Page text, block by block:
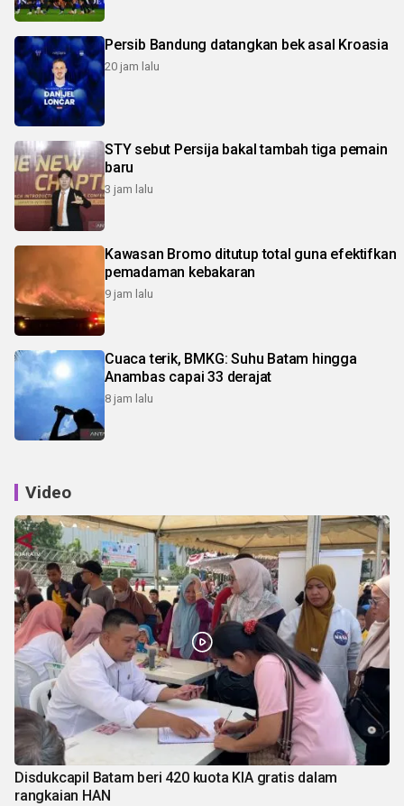
Persib Bandung datangkan bek asal Kroasia
20 jam lalu
STY sebut Persija bakal tambah tiga pemain
baru
3 jam lalu
Kawasan Bromo ditutup total guna efektifkan
pemadaman kebakaran
9 jam lalu
Cuaca terik, BMKG: Suhu Batam hingga
Anambas capai 33 derajat
8 jam lalu
Video
Disdukcapil Batam beri 420 kuota KIA gratis dalam
rangkaian HAN